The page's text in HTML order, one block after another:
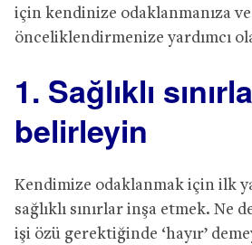
için kendinize odaklanmanıza ve
önceliklendirmenize yardımcı
1. Sağlıklı
belirleyin
Kendimize odaklanmak için ilk
sağlıklı sınırlar inşa etmek. Ne
işi özü gerektiğinde ‘hayır’